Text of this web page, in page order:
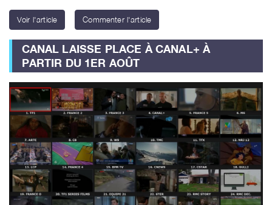
Voir l'article Commenter l'article
CANAL LAISSE PLACE À CANAL+ À
PARTIR DU 1ER AOÛT